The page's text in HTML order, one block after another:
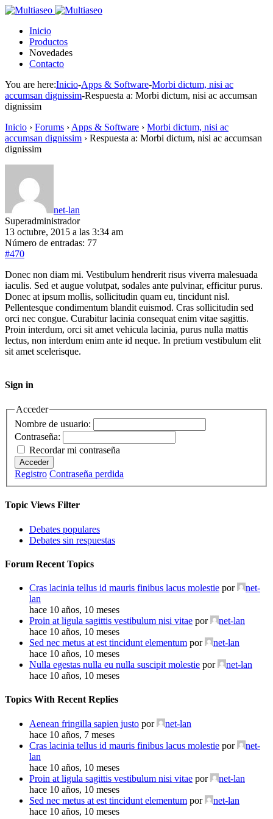
Inicio
Productos
Novedades
Contacto
You are here:Inicio-Apps & Software-Morbi dictum, nisi ac
accumsan dignissim-Respuesta a: Morbi dictum, nisi ac accumsan
dignissim
Inicio › Forums › Apps & Software › Morbi dictum, nisi ac
accumsan dignissim › Respuesta a: Morbi dictum, nisi ac accumsan
dignissim
net-lan
Superadministrador
13 octubre, 2015 a las 3:34 am
Número de entradas: 77
#470
Donec non diam mi. Vestibulum hendrerit risus viverra malesuada
iaculis. Sed et augue volutpat, sodales ante pulvinar, efficitur purus.
Donec at ipsum mollis, sollicitudin quam eu, tincidunt nisl.
Pellentesque condimentum blandit euismod. Cras sollicitudin sed
orci nec congue. Curabitur lacinia consequat enim vitae sagittis.
Proin interdum, orci sit amet vehicula lacinia, purus nulla mattis
lectus, non interdum enim ante id neque. In pretium vestibulum elit
sit amet scelerisque.
Sign in
Acceder
Nombre de usuario:
Contraseña:
Recordar mi contraseña
Acceder
Registro Contraseña perdida
Topic Views Filter
Debates populares
Debates sin respuestas
Forum Recent Topics
Cras lacinia tellus id mauris finibus lacus molestie por
net-
lan
hace 10 años, 10 meses
Proin at ligula sagittis vestibulum nisi vitae por
net-lan
hace 10 años, 10 meses
Sed nec metus at est tincidunt elementum por
net-lan
hace 10 años, 10 meses
Nulla egestas nulla eu nulla suscipit molestie por
net-lan
hace 10 años, 10 meses
Topics With Recent Replies
Aenean fringilla sapien justo por
net-lan
hace 10 años, 7 meses
Cras lacinia tellus id mauris finibus lacus molestie por
net-
lan
hace 10 años, 10 meses
Proin at ligula sagittis vestibulum nisi vitae por
net-lan
hace 10 años, 10 meses
Sed nec metus at est tincidunt elementum por
net-lan
hace 10 años, 10 meses